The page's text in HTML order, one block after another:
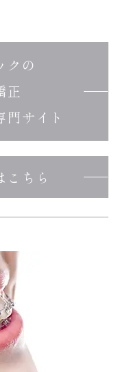
クの
正
門サイト
こちら